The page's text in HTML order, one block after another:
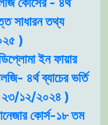
সাধারন তথ্য
)
ইন ফায়ার
৪র্থ ব্যাচের ভর্তি
২৩/১২/২০২৪ )
কোর্স-১৮ তম